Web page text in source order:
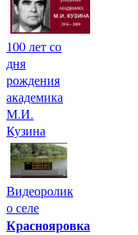
100 лет со
дня
рождения
академика
М.И.
Кузина
Видеоролик
о селе
Краснояровка